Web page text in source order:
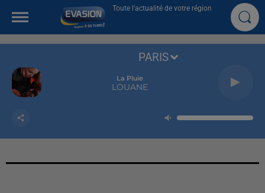
Toute l'actualité de votre région
La Pluie
LOUANE
PARIS